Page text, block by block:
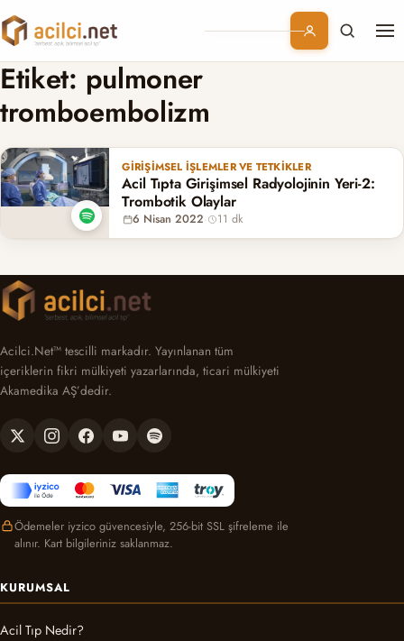
Branşlar
Kurumsal
Abonelik
Etiket: pulmoner
tromboembolizm
GIRIŞIMSEL İŞLEMLER VE TETKIKLER
Acil Tıpta Girişimsel Radyolojinin Yeri-2:
Trombotik Olaylar
6 Nisan 2022· 11 dk
Acilci.Net™ tescilli markadır. Yayınlanan tüm
içeriklerin fikri mülkiyeti yazarlarında, ticari mülkiyeti
Akamedika AŞ’dedir.
Ödemeler iyzico güvencesiyle, 256-bit SSL şifreleme ile
alınır. Kart bilgileriniz saklanmaz.
KURUMSAL
Acil Tıp Nedir?